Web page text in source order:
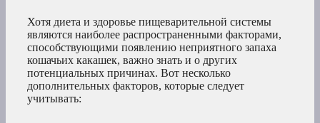
Хотя диета и здоровье пищеварительной системы
являются наиболее распространенными факторами,
способствующими появлению неприятного запаха
кошачьих какашек, важно знать и о других
потенциальных причинах. Вот несколько
дополнительных факторов, которые следует
учитывать: